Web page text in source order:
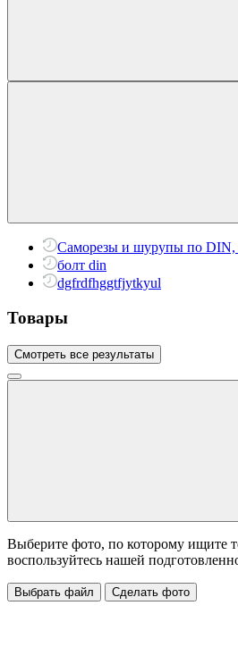
Саморезы и шурупы по
болт din
dgfrdfhggtfjytkyul
Товары
Смотреть все результаты
Выберите фото, по которому ищите
воспользуйтесь нашей
Выбрать файл Сделать фото